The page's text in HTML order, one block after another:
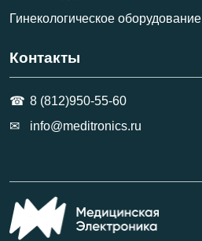
Гинекологическое оборудование
Контакты
8 (812)950-55-60
info@meditronics.ru